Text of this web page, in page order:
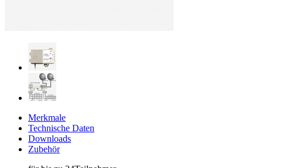
Merkmale
Technische Daten
Downloads
Zubehör